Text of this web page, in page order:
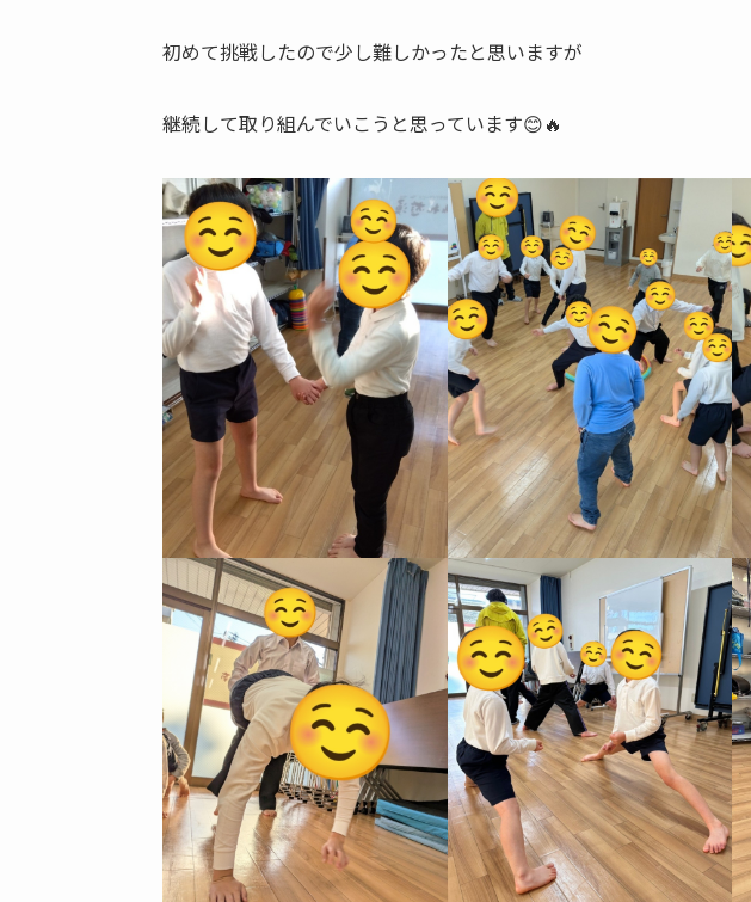
初めて挑戦したので少し難しかったと思いますが
継続して取り組んでいこうと思っています😊🔥